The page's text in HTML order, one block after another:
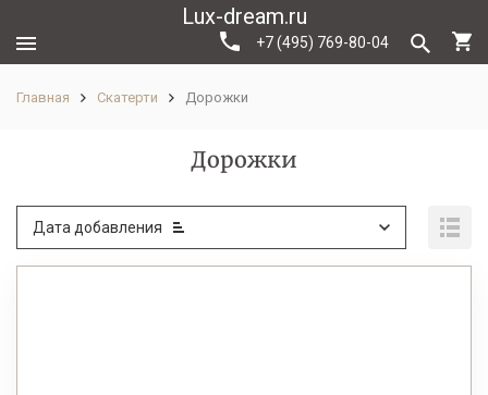
Lux-dream.ru
+7 (495) 769-80-04
Главная Скатерти Дорожки
Дорожки
Дата добавления